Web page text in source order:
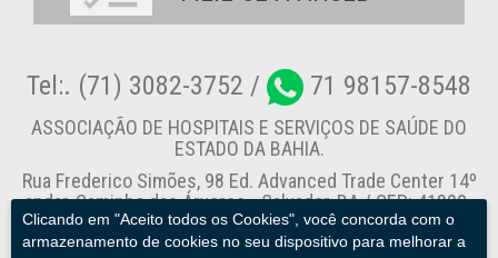
Clicando em "Aceito todos os Cookies", você concorda com o
armazenamento de cookies no seu dispositivo para melhorar a
Tel:. (71) 3082-3752 / 71 98157-8548
ASSOCIAÇÃO DE HOSPITAIS E SERVIÇOS DE SAÚDE DO
ESTADO DA BAHIA.
Rua Frederico Simões, 98 Ed. Advanced Trade Center 14º
andar, Caminho das Árvores - Salvador-BA / CEP: 41820-
774